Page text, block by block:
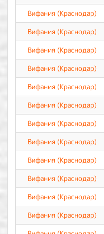
Вифания (Краснодар)
Вифания (Краснодар)
Вифания (Краснодар)
Вифания (Краснодар)
Вифания (Краснодар)
Вифания (Краснодар)
Вифания (Краснодар)
Вифания (Краснодар)
Вифания (Краснодар)
Вифания (Краснодар)
Вифания (Краснодар)
Вифания (Краснодар)